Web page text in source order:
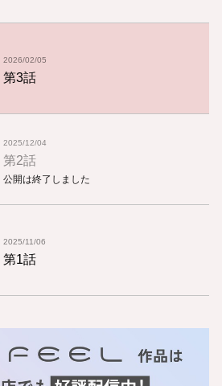
2026/02/05
第3話
2025/12/04
第2話
公開は終了しました
2025/11/06
第1話